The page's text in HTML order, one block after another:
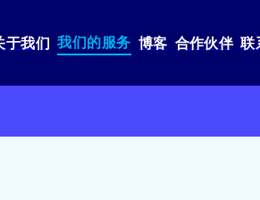
于我们 我们的服务
电动物料搬运服务
博客 合作伙伴 联